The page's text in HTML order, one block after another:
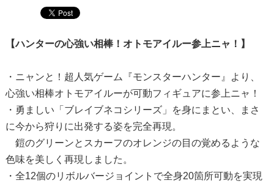
【ハンターの心強い相棒！オトモアイルー参上ニャ！】
・ニャンと！超人気ゲーム『モンスターハンター』より、
心強い相棒オトモアイルーが可動フィギュアに参上ニャ！
・勇ましい「ブレイブネコシリーズ」を身にまとい、まさ
に今から狩りに出発する姿を完全再現。
鎧のグリーンとスカーフのオレンジの目の覚めるような
色味を美しく再現しました。
・全12個のリボルバージョイントで全身20箇所可動を実現